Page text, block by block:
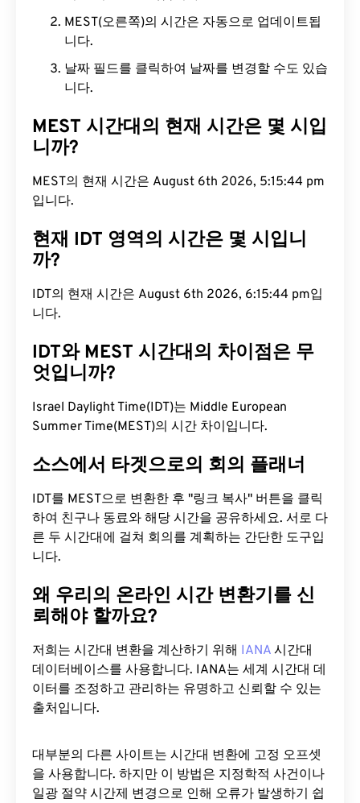
MEST(오른쪽)의 시간은 자동으로 업데이트됩
니다.
날짜 필드를 클릭하여 날짜를 변경할 수도 있습
니다.
MEST 시간대의 현재 시간은 몇 시입
니까?
MEST의 현재 시간은 August 6th 2026, 5:15:45 pm
입니다.
현재 IDT 영역의 시간은 몇 시입니
까?
IDT의 현재 시간은 August 6th 2026, 6:15:45 pm입
니다.
IDT와 MEST 시간대의 차이점은 무
엇입니까?
Israel Daylight Time(IDT)는 Middle European
Summer Time(MEST)의 시간 차이입니다.
소스에서 타겟으로의 회의 플래너
IDT를 MEST으로 변환한 후 "링크 복사" 버튼을 클릭
하여 친구나 동료와 해당 시간을 공유하세요. 서로 다
른 두 시간대에 걸쳐 회의를 계획하는 간단한 도구입
니다.
왜 우리의 온라인 시간 변환기를 신
뢰해야 할까요?
저희는 시간대 변환을 계산하기 위해 IANA 시간대
데이터베이스를 사용합니다. IANA는 세계 시간대 데
이터를 조정하고 관리하는 유명하고 신뢰할 수 있는
출처입니다.
대부분의 다른 사이트는 시간대 변환에 ​​고정 오프셋
을 사용합니다. 하지만 이 방법은 지정학적 사건이나
일광 절약 시간제 변경으로 인해 오류가 발생하기 쉽